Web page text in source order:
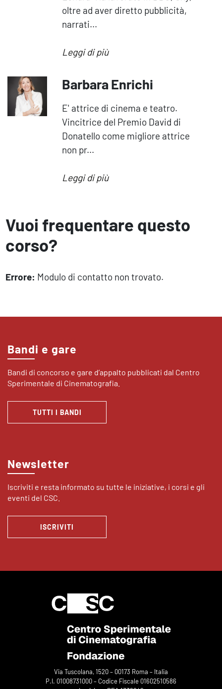
oltre ad aver diretto pubblicità,
narrati...
Leggi di più
Barbara Enrichi
E' attrice di cinema e teatro.
Vincitrice del Premio David di
Donatello come migliore attrice
non pr...
Leggi di più
Vuoi frequentare questo
corso?
Errore: Modulo di contatto non trovato.
Bandi e gare
Bandi di concorso e gare d’appalto pubblicati dal Centro
Sperimentale di Cinematografia.
TUTTI I BANDI
Newsletter
Iscriviti e resta informato su tutte le iniziative, i corsi e gli
eventi del CSC.
ISCRIVITI
Via Tuscolana, 1520 – 00173 Roma – Italia
P.I. 01008731000 – Codice Fiscale 01602510586